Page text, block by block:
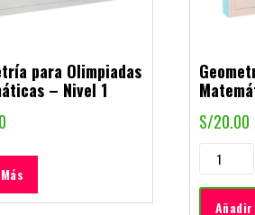
para Olimpiadas
– Nivel 1
S/20.00